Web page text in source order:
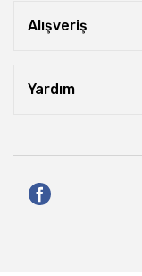
Alışveriş
Yardım